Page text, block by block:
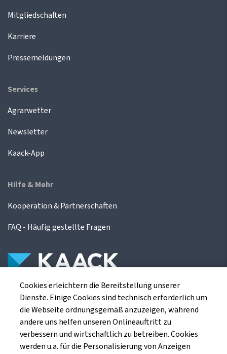
Mitgliedschaften
Karriere
Pressemeldungen
Services
Agrarwetter
Newsletter
Kaack-App
Hilfe & Mehr
Kooperation & Partnerschaften
FAQ - Häufig gestellte Fragen
Die Kaack Terminhandel GmbH ist ein
Finanzdienstleistungsinstitut für die europäischen
Agrarterminbörsen.
Cookies erleichtern die Bereitstellung unserer
Dienste. Einige Cookies sind technisch erforderlich um
die Webseite ordnungsgemäß anzuzeigen, während
andere uns helfen unseren Onlineauftritt zu
verbessern und wirtschaftlich zu betreiben. Cookies
werden u.a. für die Personalisierung von Anzeigen